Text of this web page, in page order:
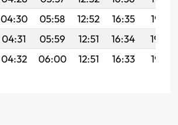
04:30 05:58 12:52 16:35
19:35
04:31 05:59 12:51 16:34
19:34
04:32 06:00 12:51 16:33 19:32